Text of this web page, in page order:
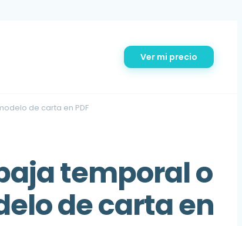
Ver mi precio
de carta en PDF
temporal o
de carta en